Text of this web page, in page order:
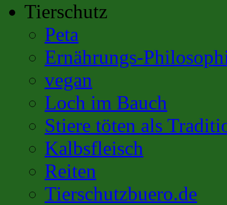
Tierschutz
Peta
Ernährungs-
vegan
Loch im Bauch
Stiere töten als
Kalbsfleisch
Reiten
Tierschutzbuero.de